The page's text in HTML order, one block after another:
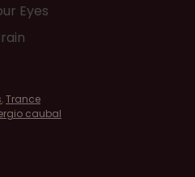
Eyes
,Trance
caubal